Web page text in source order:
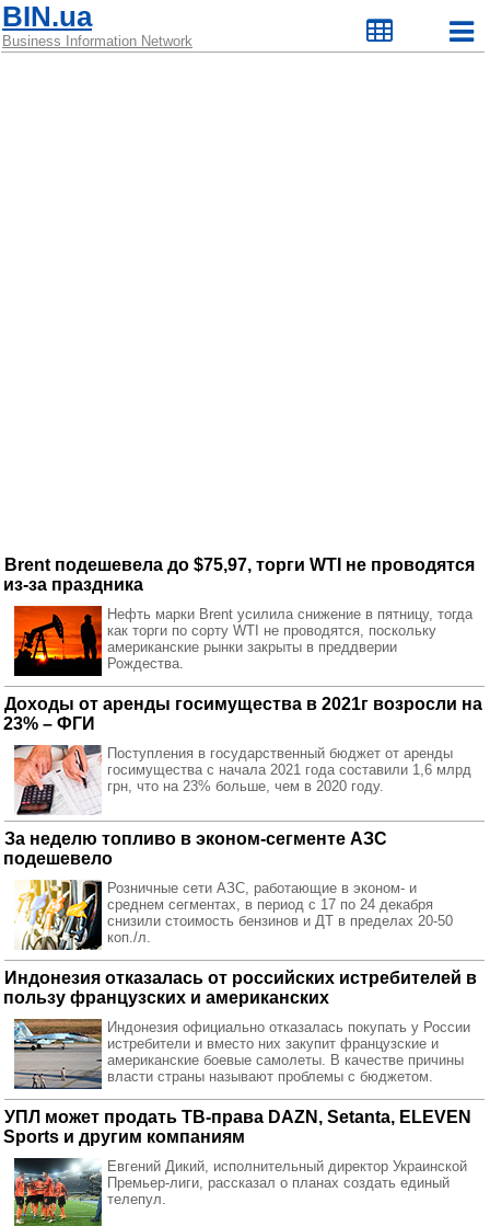
BIN.ua
Business Information Network
Brent подешевела до $75,97, торги WTI не проводятся
из-за праздника
Нефть марки Brent усилила снижение в пятницу, тогда
как торги по сорту WTI не проводятся, поскольку
американские рынки закрыты в преддверии
Рождества.
Доходы от аренды госимущества в 2021г возросли на
23% – ФГИ
Поступления в государственный бюджет от аренды
госимущества с начала 2021 года составили 1,6 млрд
грн, что на 23% больше, чем в 2020 году.
За неделю топливо в эконом-сегменте АЗС
подешевело
Розничные сети АЗС, работающие в эконом- и
среднем сегментах, в период с 17 по 24 декабря
снизили стоимость бензинов и ДТ в пределах 20-50
коп./л.
Индонезия отказалась от российских истребителей в
пользу французских и американских
Индонезия официально отказалась покупать у России
истребители и вместо них закупит французские и
американские боевые самолеты. В качестве причины
власти страны называют проблемы с бюджетом.
УПЛ может продать ТВ-права DAZN, Setanta, ELEVEN
Sports и другим компаниям
Евгений Дикий, исполнительный директор Украинской
Премьер-лиги, рассказал о планах создать единый
телепул.